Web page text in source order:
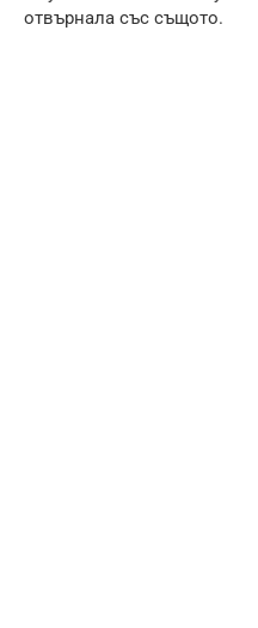
отвърнала със същото.